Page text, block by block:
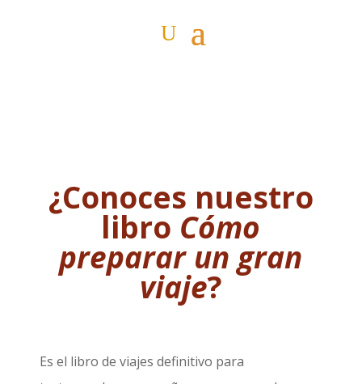
¿Conoces nuestro
libro Cómo
preparar un gran
viaje?
Es el libro de viajes definitivo para